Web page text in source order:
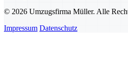
© 2026 Umzugsfirma Müller. Alle
Impressum Datenschutz